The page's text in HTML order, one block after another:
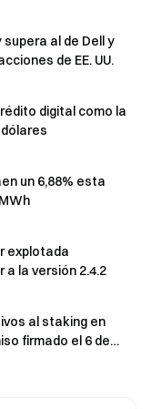
al de Dell y
de EE. UU.
digital como la
un 6,88% esta
explotada
la versión 2.4.2
al staking en
firmado el 6 de